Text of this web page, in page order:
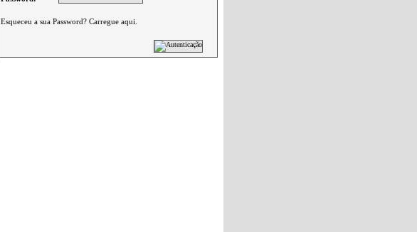
Esqueceu a sua Password? Carregue aqui.